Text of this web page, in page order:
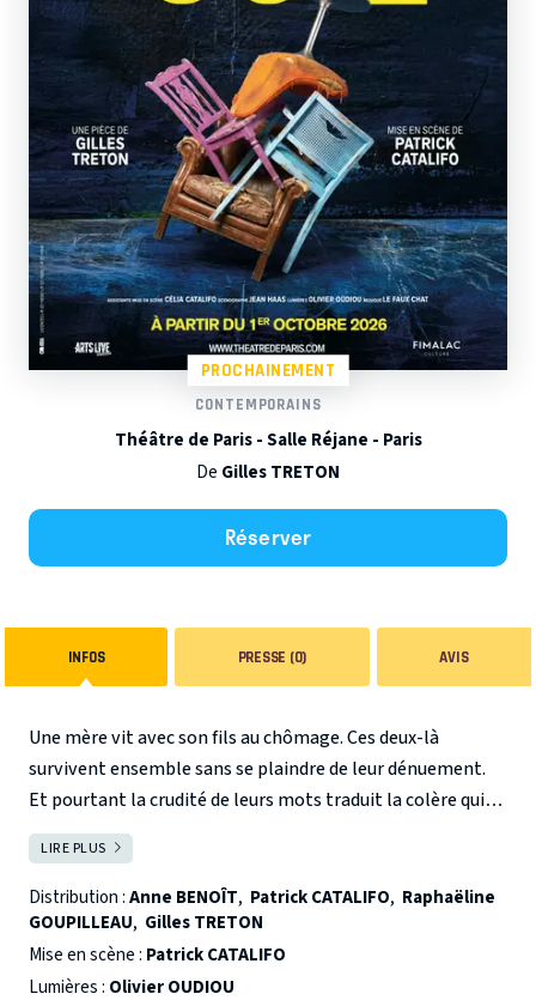
PROCHAINEMENT
CONTEMPORAINS
Théâtre de Paris - Salle Réjane - Paris
De Gilles TRETON
Réserver
INFOS PRESSE (0) AVIS
Une mère vit avec son fils au chômage. Ces deux-là
survivent ensemble sans se plaindre de leur dénuement.
Et pourtant la crudité de leurs mots traduit la colère qui
vit en eux, permanente, comme un compagnon de voyage.
Leur rapport est dur et sarcastique. La visite annuelle du
frère qui a fui ce monde, celui qui a « réussi », et de sa
femme, vient bouleverser ce quotidien. Le couple invite la
mère en Bretagne. Elle en revient humiliée, blessée.
Soudain cette mère défaite et ce fils raté se regardent
LIRE PLUS
Distribution :Anne BENOÎT, Patrick CATALIFO, Raphaëline
GOUPILLEAU, Gilles TRETON
Mise en scène : Patrick CATALIFO
Lumières : Olivier OUDIOU